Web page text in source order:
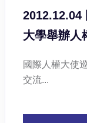
2012.12.04
大學舉辦人
國際人權大使
交流...